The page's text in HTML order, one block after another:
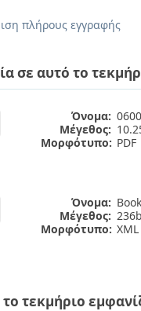
πλήρους εγγραφής
σε αυτό το
Όνομα:
Μέγεθος:
Μορφότυπο: PDF
Όνομα:
Μέγεθος:
Μορφότυπο: XML
τεκμήριο